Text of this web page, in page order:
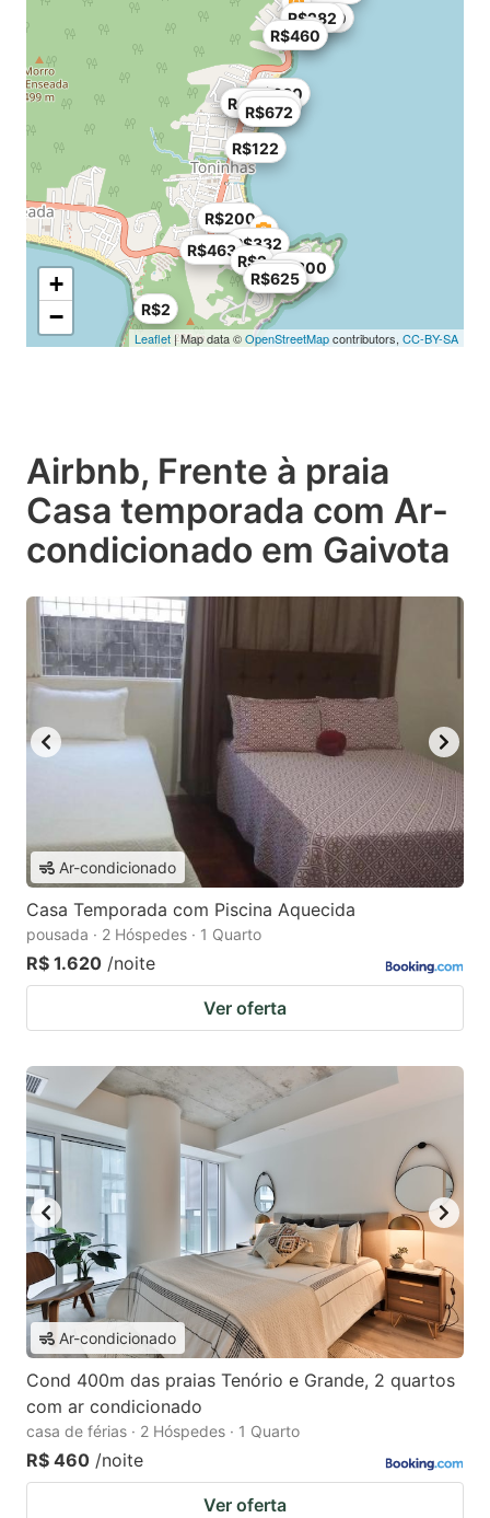
R$2
R$475
R$359
R$672
R$625
R$121
R$900
R$122
R$300
R$463
R$200
R$2
R$460
R$332
R$470
R$282
R$360
+
−
Leaflet| Map data ©OpenStreetMapcontributors, CC-BY-SA
Airbnb, Frente à praia
Casa temporada com Ar-
condicionado em Gaivota
Ar-condicionado
Casa Temporada com Piscina Aquecida
pousada · 2 Hóspedes · 1 Quarto
R$ 1.620 /noite
Ver oferta
Ar-condicionado
Cond 400m das praias Tenório e Grande, 2 quartos
com ar condicionado
casa de férias · 2 Hóspedes · 1 Quarto
R$ 460 /noite
Ver oferta